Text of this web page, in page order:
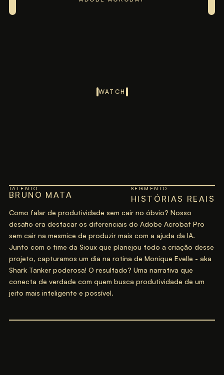
WATCH
TALENTO:
BRUNO MATA
SEGMENTO:
HISTÓRIAS REAIS
Como falar de produtividade sem cair no óbvio? Nosso
desafio era destacar os diferenciais do Adobe Acrobat Pro
sem cair na mesmice de produzir mais com a ajuda da IA.
Junto com o time da Sioux que planejou todo a criação desse
projeto, capturamos um dia na rotina de Monique Evelle - aka
Shark Tanker poderosa! O resultado? Uma narrativa que
conecta de verdade com quem busca produtividade de um
jeito mais inteligente e possível.‍